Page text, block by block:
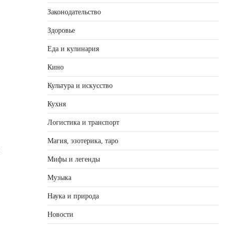
Законодательство
Здоровье
Еда и кулинария
Кино
Культура и искусство
Кухня
Логистика и транспорт
Магия, эзотерика, таро
Мифы и легенды
Музыка
Наука и природа
Новости